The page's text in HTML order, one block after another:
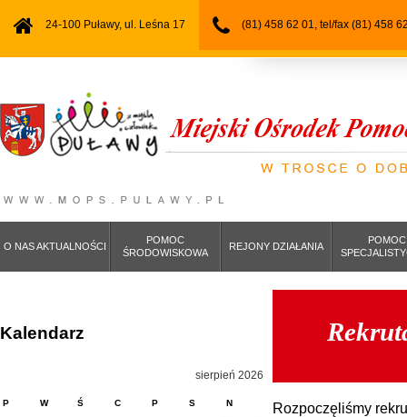
24-100 Puławy, ul. Leśna 17 (81) 458 62 01, tel/fax (81) 458
O NAS AKTUALNOŚCI
POMOC
ŚRODOWISKOWA
REJONY DZIAŁANIA
POMOC
Rozpoczęliśmy
Kalendarz
sierpień 2026
P W Ś C P S N